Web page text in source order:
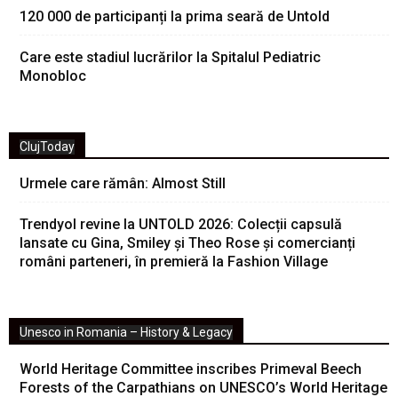
120 000 de participanți la prima seară de Untold
Care este stadiul lucrărilor la Spitalul Pediatric
Monobloc
ClujToday
Urmele care rămân: Almost Still
Trendyol revine la UNTOLD 2026: Colecții capsulă
lansate cu Gina, Smiley și Theo Rose și comercianți
români parteneri, în premieră la Fashion Village
Unesco in Romania – History & Legacy
World Heritage Committee inscribes Primeval Beech
Forests of the Carpathians on UNESCO’s World Heritage